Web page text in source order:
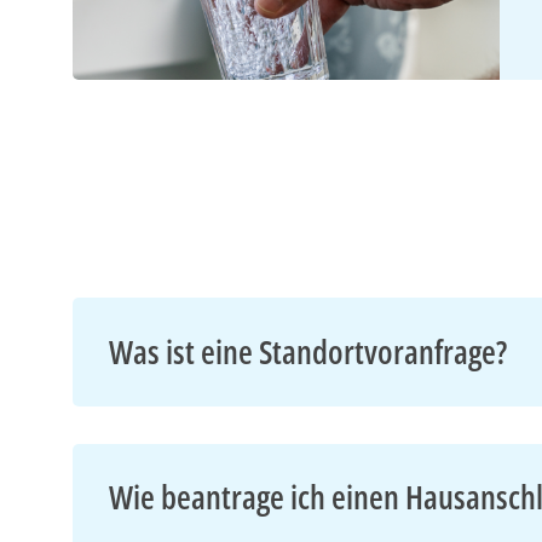
Was ist eine Standortvoranfrage?
Wie beantrage ich einen